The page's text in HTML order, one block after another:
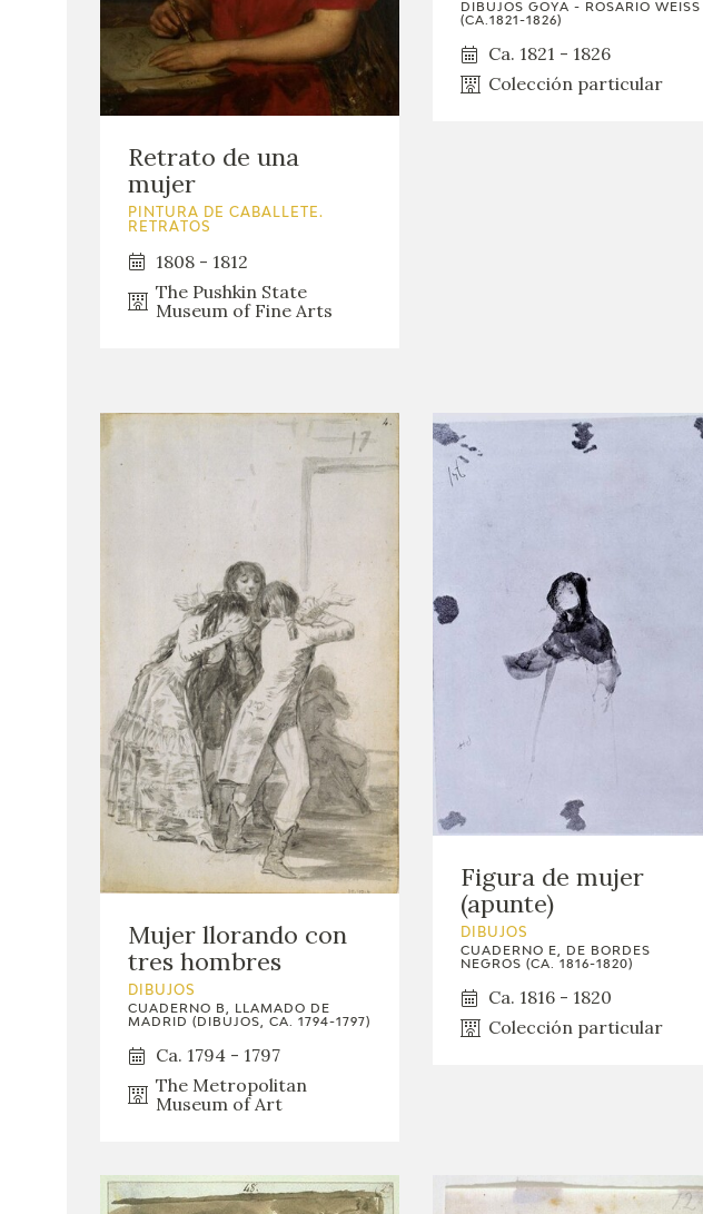
Retrato de una
mujer
PINTURA DE CABALLETE.
RETRATOS
1808 - 1812
The Pushkin State
Museum of Fine Arts
DIBUJOS GOYA - ROSARIO WEISS
(CA.1821-1826)
Ca. 1821 - 1826
Colección particular
Mujer llorando con
tres hombres
DIBUJOS
CUADERNO B, LLAMADO DE
MADRID (DIBUJOS, CA. 1794-1797)
Ca. 1794 - 1797
The Metropolitan
Museum of Art
Figura de mujer
(apunte)
DIBUJOS
CUADERNO E, DE BORDES
NEGROS (CA. 1816-1820)
Ca. 1816 - 1820
Colección particular